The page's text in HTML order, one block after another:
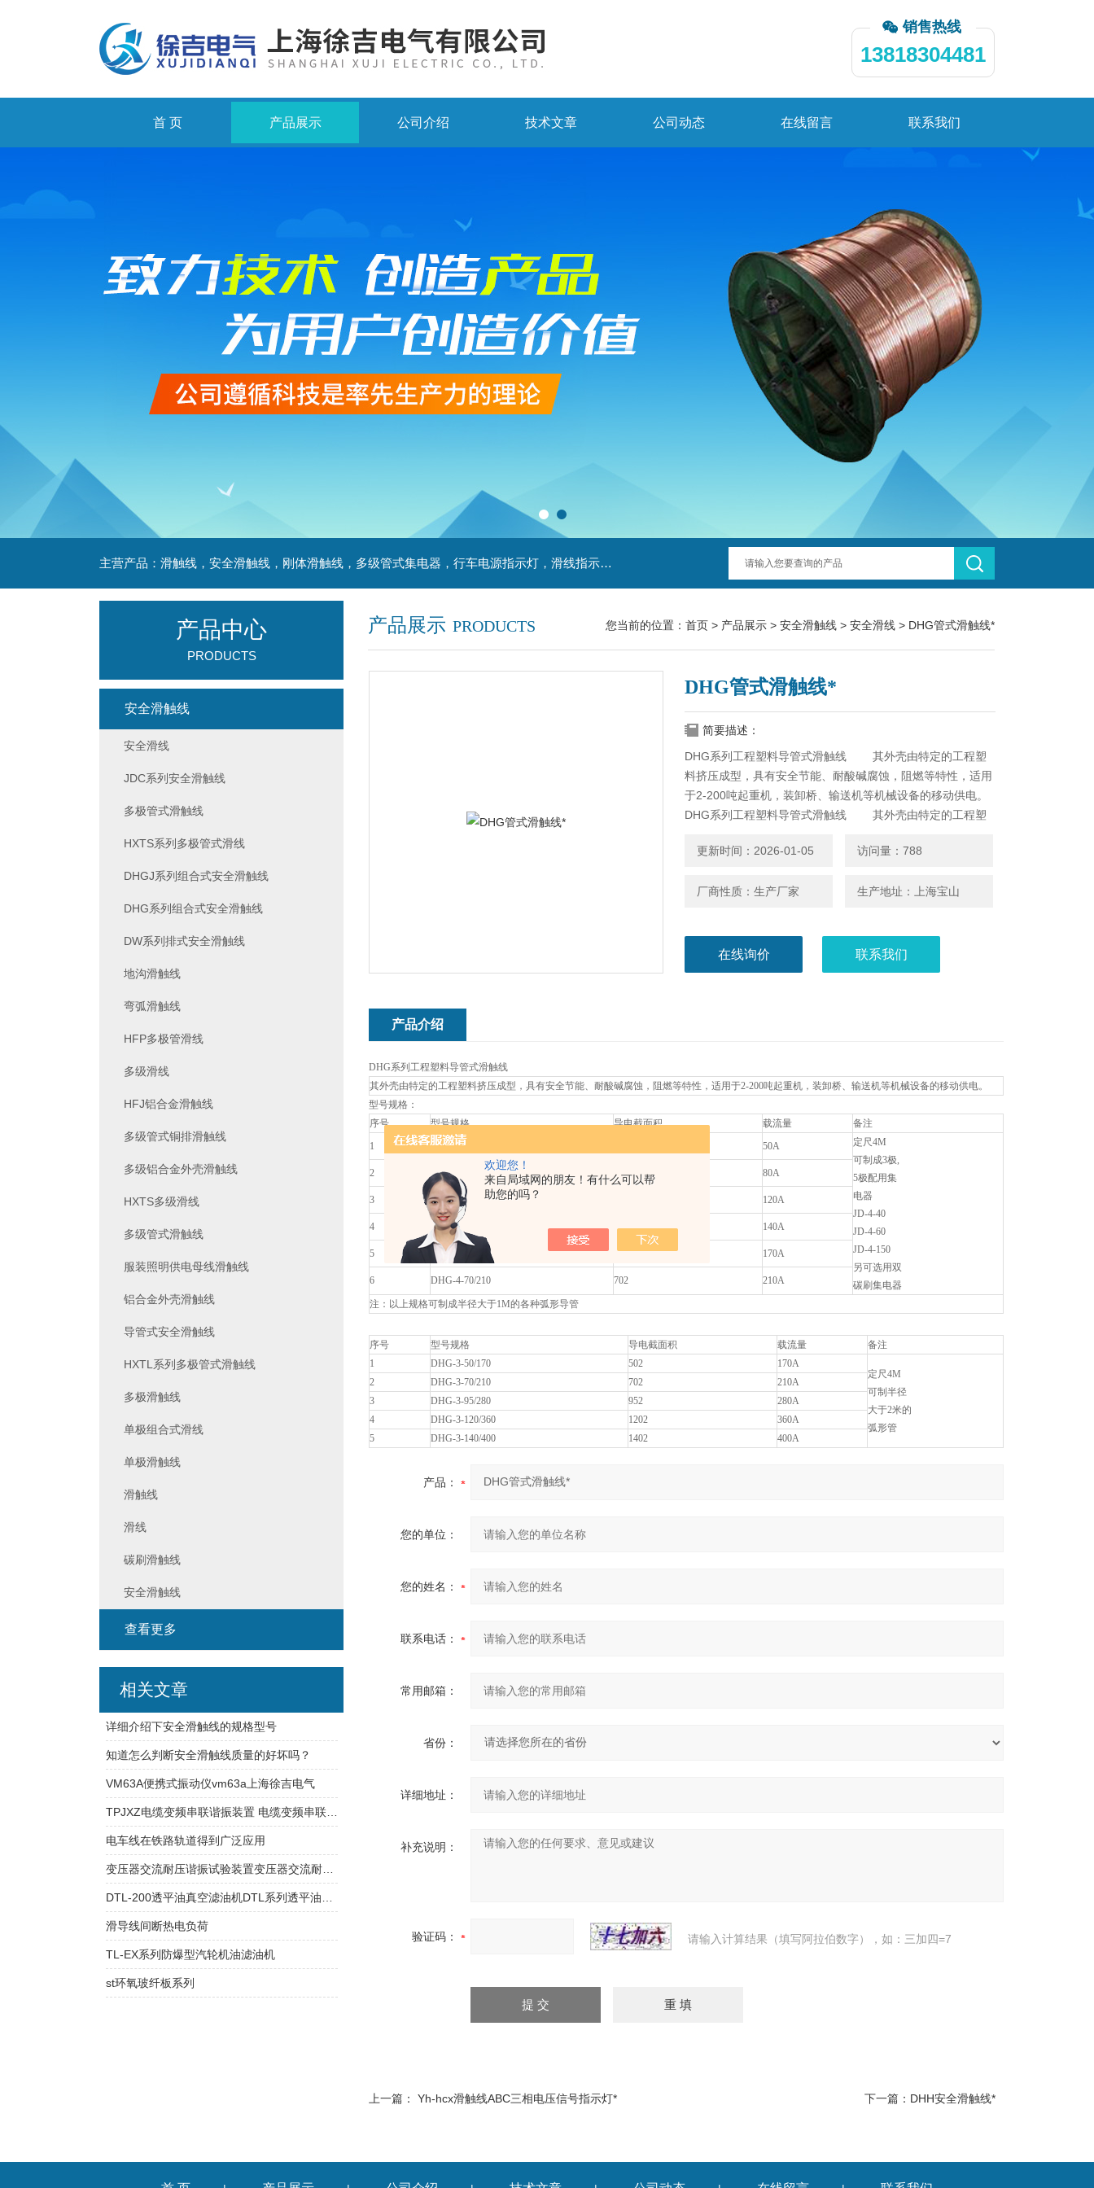
欢迎您！
来自局域网的朋友！有什么可以帮
助您的吗？
销售热线
13818304481
首 页 产品展示 公司介绍 技术文章 公司动态 在线留言 联系我们
主营产品：滑触线，安全滑触线，刚体滑触线，多级管式集电器，行车电源指示灯，滑线指示灯，集电器，扁平电缆，H型单级安全滑触器，电缆滑轨滑车
产品展示 PRODUCTS 您当前的位置： 首页 > 产品展示 > 安全滑触线 > 安全滑线 > DHG管式滑触线*
DHG管式滑触线*
简要描述：
DHG系列工程塑料导管式滑触线 其外壳由特定的工程塑
料挤压成型，具有安全节能、耐酸碱腐蚀，阻燃等特性，适用
于2-200吨起重机，装卸桥、输送机等机械设备的移动供电。
DHG系列工程塑料导管式滑触线 其外壳由特定的工程塑
于2-200吨起重机，装卸桥、输送机等机械设备的移动供电。
更新时间：2026-01-05 访问量：788
厂商性质：生产厂家 生产地址：上海宝山
在线询价 联系我们
产品介绍
DHG系列工程塑料导管式滑触线
其外壳由特定的工程塑料挤压成型，具有安全节能、耐酸碱腐蚀，阻燃等特性，适用于2-200吨起重机，装卸桥、输送机等机械设备的移动供电。
型号规格：
序号
型号规格 导电截面积 载流量
备注
1
DHG-4-10/50 50A
定尺4M
可制成3极,
5极配用集
电器
JD-4-40
JD-4-60
JD-4-150
另可选用双
碳刷集电器
2 DHG-4-15/80 152 80A
3 DHG-4-25/120 120A
4 DHG-4-35/140 352 140A
5 DHG-4-50/170 502 170A
6 DHG-4-70/210 702 210A
注：以上规格可制成半径大于1M的各种弧形导管
序号 型号规格 导电截面积 载流量
备注
1
DHG-3-50/170 502
170A
定尺4M
可制半径
大于2米的
弧形管
2 DHG-3-70/210 702
210A
3
DHG-3-95/280 952
280A
4
DHG-3-120/360 1202
360A
5
DHG-3-140/400 1402 400A
产品：
您的单位：
您的姓名：
联系电话：
常用邮箱：
省份：
详细地址：
补充说明：
验证码： 请输入计算结果（填写阿拉伯数字），如：三加四=7
上一篇： Yh-hcx滑触线ABC三相电压信号指示灯* 下一篇： DHH安全滑触线*
产品中心
PRODUCTS
安全滑触线
安全滑线
JDC系列安全滑触线
多极管式滑触线
HXTS系列多极管式滑线
DHGJ系列组合式安全滑触线
DHG系列组合式安全滑触线
DW系列排式安全滑触线
地沟滑触线
弯弧滑触线
HFP多极管滑线
多级滑线
HFJ铝合金滑触线
多级管式铜排滑触线
多级铝合金外壳滑触线
HXTS多级滑线
多级管式滑触线
服装照明供电母线滑触线
铝合金外壳滑触线
导管式安全滑触线
HXTL系列多极管式滑触线
多极滑触线
单极组合式滑线
单极滑触线
滑触线
滑线
碳刷滑触线
安全滑触线
查看更多
相关文章
详细介绍下安全滑触线的规格型号
知道怎么判断安全滑触线质量的好坏吗？
VM63A便携式振动仪vm63a上海徐吉电气
电车线在铁路轨道得到广泛应用
变压器交流耐压谐振试验装置变压器交流耐压谐振试验装置
滑导线间断热电负荷
TL-EX系列防爆型汽轮机油滤油机
st环氧玻纤板系列